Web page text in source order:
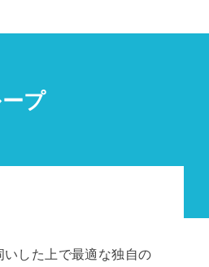
プ
した上で最適な独自の